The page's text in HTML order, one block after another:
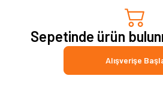
Sepetinde ürün
Alışverişe